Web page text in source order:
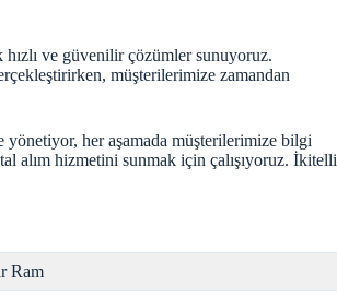
ve güvenilir çözümler sunuyoruz.
müşterilerimize zamandan
yönetiyor, her aşamada müşterilerimize bilgi
alım hizmetini sunmak için çalışıyoruz. İkitelli
Ram